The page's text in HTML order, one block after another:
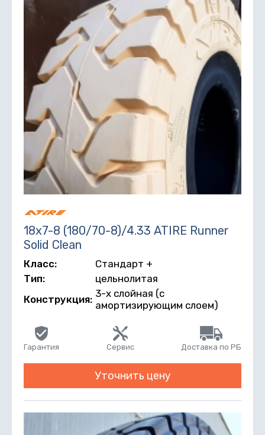
18х7-8 (180/70-8)/4.33 ATIRE Runner
Solid Clean
Класс:
Стандарт +
Тип:
цельнолитая
Конструкция: 3-х слойная (с
амортизирующим слоем)
Гарантия Сервис Доставка по РБ
Уточнить цену